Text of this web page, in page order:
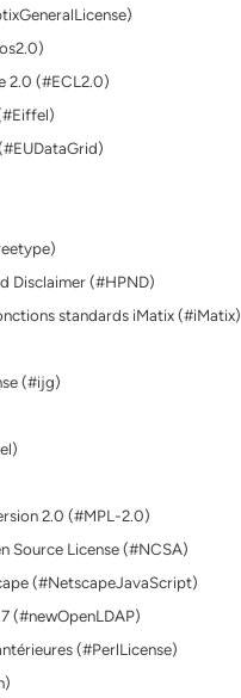
2.0 (#ECL2.0)
Disclaimer (#HPND)
standards iMatix (#iMatix)
(#ijg)
2.0 (#MPL-2.0)
Source License (#NCSA)
(#NetscapeJavaScript)
(#newOpenLDAP)
(#PerlLicense)